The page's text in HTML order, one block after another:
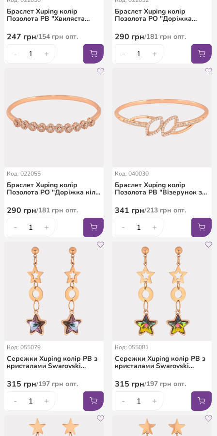
Браслет Xuping колір
Позолота РВ "Хвиляста
вставками кристалів" ø 6см
247 грн/154 грн опт.
- +
Браслет Xuping колір
Позолота РО "Доріжка
290 грн/181 грн опт.
- +
Код: 022055
Браслет Xuping колір
Позолота РО "Доріжка кіл з
290 грн/181 грн опт.
- +
Код: 040030
Браслет Xuping колір
Позолота РВ "Візерунок з
341 грн/213 грн опт.
- +
Код: 055079
Сережки Xuping колір РВ з
кристалами Swarovski
кристалами Paradise Shine"
315 грн/197 грн опт.
- +
Код: 055081
Сережки Xuping колір РВ з
кристалами Swarovski
кристалами Vitrail Medium"
315 грн/197 грн опт.
- +